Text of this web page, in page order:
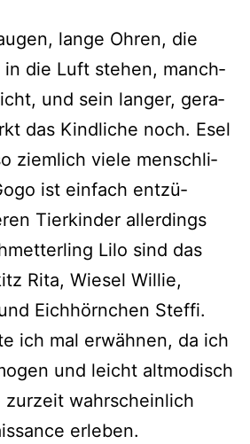
lan­ge Ohren, die
in die Luft ste­hen, manch­
und sein lan­ger, gera­
das Kindliche noch. Esel
ziem­lich vie­le mensch­li­
ist ein­fach ent­zü­
Tierkinder aller­dings
Lilo sind das
Rita, Wiesel Willie,
Eichhörnchen Steffi.
ich mal erwäh­nen, da ich
und leicht alt­mo­disch
zur­zeit wahr­schein­lich
erle­ben.